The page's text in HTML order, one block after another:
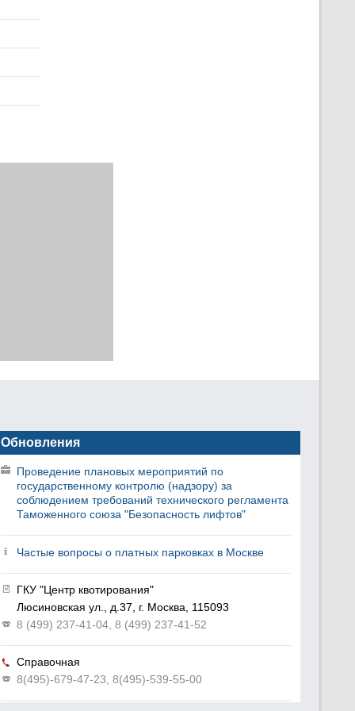
Обновления
Проведение плановых мероприятий по
государственному контролю (надзору) за
соблюдением требований технического регламента
Таможенного союза "Безопасность лифтов"
Частые вопросы о платных парковках в Москве
ГКУ "Центр квотирования"
Люсиновская ул., д.37, г. Москва, 115093
8 (499) 237-41-04, 8 (499) 237-41-52
Справочная
8(495)-679-47-23, 8(495)-539-55-00